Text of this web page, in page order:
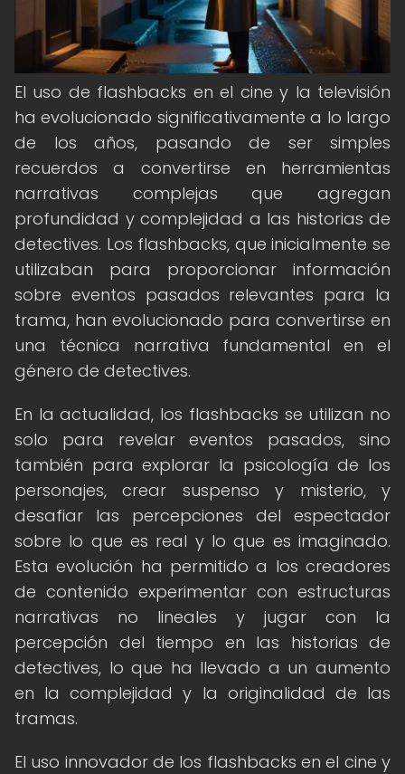
El uso de flashbacks en el cine y la televisión
ha evolucionado significativamente a lo largo
de los años, pasando de ser simples
recuerdos a convertirse en herramientas
narrativas complejas que agregan
profundidad y complejidad a las historias de
detectives. Los flashbacks, que inicialmente se
utilizaban para proporcionar información
sobre eventos pasados relevantes para la
trama, han evolucionado para convertirse en
una técnica narrativa fundamental en el
género de detectives.
En la actualidad, los flashbacks se utilizan no
solo para revelar eventos pasados, sino
también para explorar la psicología de los
personajes, crear suspenso y misterio, y
desafiar las percepciones del espectador
sobre lo que es real y lo que es imaginado.
Esta evolución ha permitido a los creadores
de contenido experimentar con estructuras
narrativas no lineales y jugar con la
percepción del tiempo en las historias de
detectives, lo que ha llevado a un aumento
en la complejidad y la originalidad de las
tramas.
El uso innovador de los flashbacks en el cine y